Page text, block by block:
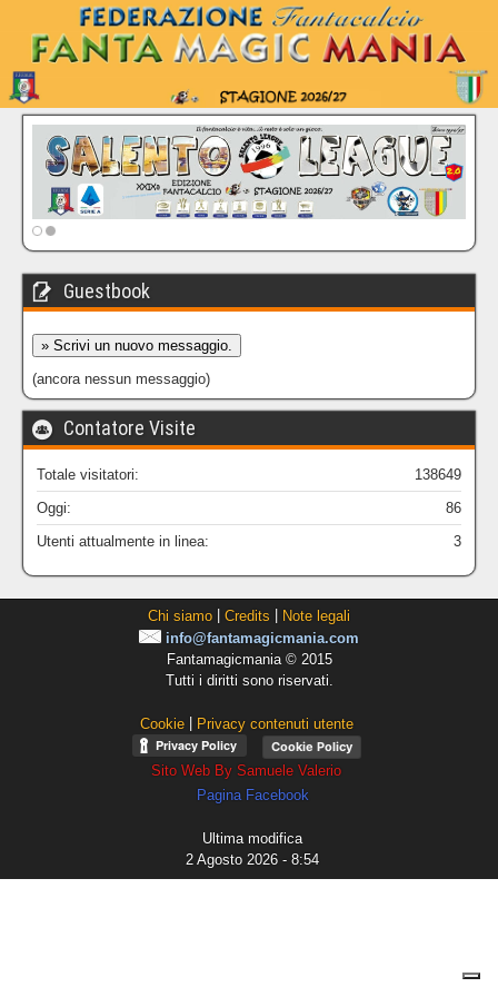
Guestbook
(ancora nessun messaggio)
Contatore Visite
138649
Totale visitatori:
86
Oggi:
3
Utenti attualmente in linea:
Chi siamo Credits
Note legali
info@fantamagicmania.com
Fantamagicmania © 2015
Tutti i diritti sono riservati.
Cookie| Privacy contenuti utente
Cookie Policy
Sito Web By Samuele Valerio
Pagina Facebook
Ultima modifica
2 Agosto 2026 - 8:54